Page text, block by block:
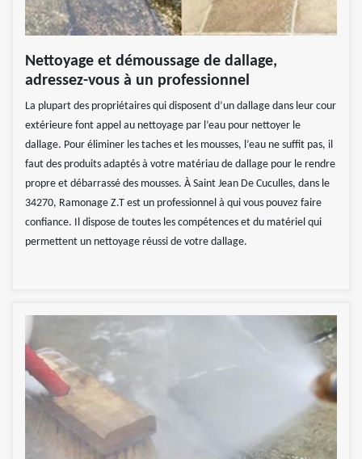
Nettoyage et démoussage de dallage,
adressez-vous à un professionnel
La plupart des propriétaires qui disposent d’un dallage dans leur cour
extérieure font appel au nettoyage par l’eau pour nettoyer le
dallage. Pour éliminer les taches et les mousses, l’eau ne suffit pas, il
faut des produits adaptés à votre matériau de dallage pour le rendre
propre et débarrassé des mousses. À Saint Jean De Cuculles, dans le
34270, Ramonage Z.T est un professionnel à qui vous pouvez faire
confiance. Il dispose de toutes les compétences et du matériel qui
permettent un nettoyage réussi de votre dallage.